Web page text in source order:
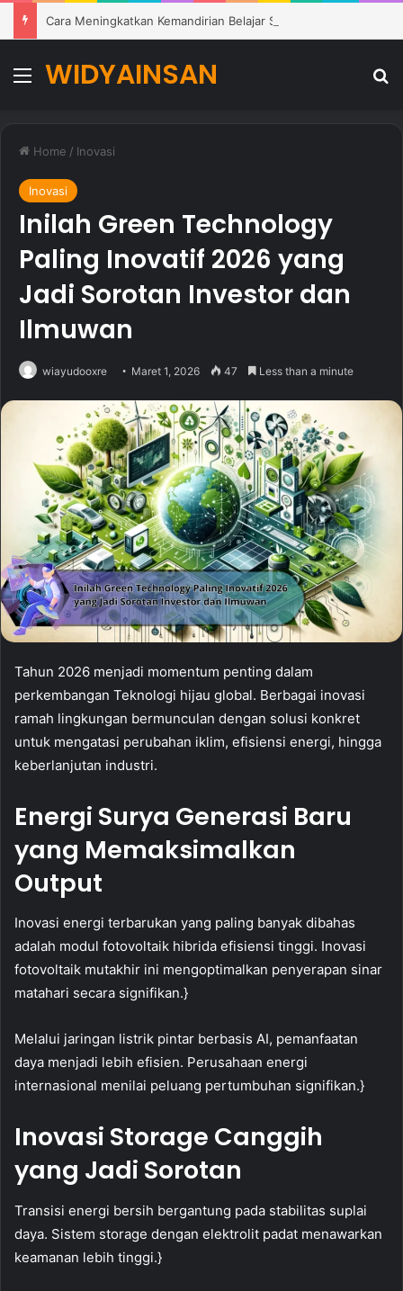
Menu
WIDYAINSAN
Home / Inovasi
Inovasi
Inilah Green Technology
Paling Inovatif 2026 yang
Jadi Sorotan Investor dan
Ilmuwan
wiayudooxre Maret 1, 2026 47 Less than a minute
Tahun 2026 menjadi momentum penting dalam
perkembangan Teknologi hijau global. Berbagai inovasi
ramah lingkungan bermunculan dengan solusi konkret
untuk mengatasi perubahan iklim, efisiensi energi, hingga
keberlanjutan industri.
Energi Surya Generasi Baru
yang Memaksimalkan
Output
Inovasi energi terbarukan yang paling banyak dibahas
adalah modul fotovoltaik hibrida efisiensi tinggi. Inovasi
fotovoltaik mutakhir ini mengoptimalkan penyerapan sinar
matahari secara signifikan.}
Melalui jaringan listrik pintar berbasis AI, pemanfaatan
daya menjadi lebih efisien. Perusahaan energi
internasional menilai peluang pertumbuhan signifikan.}
Inovasi Storage Canggih
yang Jadi Sorotan
Transisi energi bersih bergantung pada stabilitas suplai
daya. Sistem storage dengan elektrolit padat menawarkan
keamanan lebih tinggi.}